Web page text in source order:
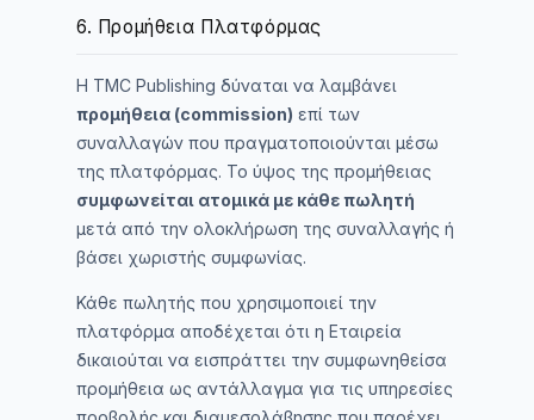
6. Προμήθεια Πλατφόρμας
Η TMC Publishing δύναται να λαμβάνει
προμήθεια (commission) επί των
συναλλαγών που πραγματοποιούνται μέσω
της πλατφόρμας. Το ύψος της προμήθειας
συμφωνείται ατομικά με κάθε πωλητή
μετά από την ολοκλήρωση της συναλλαγής ή
βάσει χωριστής συμφωνίας.
Κάθε πωλητής που χρησιμοποιεί την
πλατφόρμα αποδέχεται ότι η Εταιρεία
δικαιούται να εισπράττει την συμφωνηθείσα
προμήθεια ως αντάλλαγμα για τις υπηρεσίες